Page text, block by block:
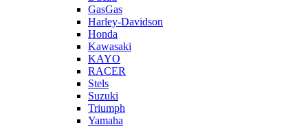
GasGas
Harley-Davidson
Honda
Kawasaki
KAYO
RACER
Stels
Suzuki
Triumph
Yamaha